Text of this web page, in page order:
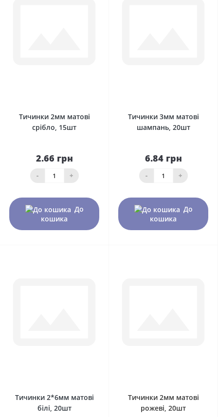
Тичинки 2мм матові
срібло, 15шт
2.66 грн
- +
До
кошика
Тичинки 3мм матові
шампань, 20шт
6.84 грн
- +
До
кошика
Тичинки 2*6мм матові
білі, 20шт
Тичинки 2мм матові
рожеві, 20шт